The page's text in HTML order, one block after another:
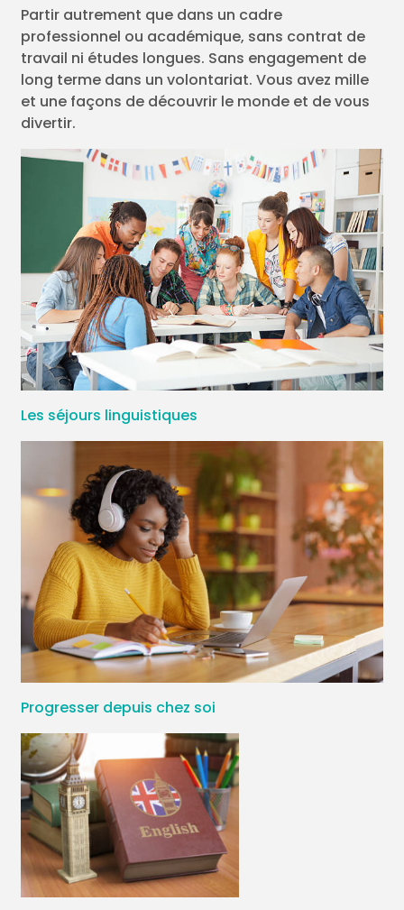
Partir autrement que dans un cadre
professionnel ou académique, sans contrat de
travail ni études longues. Sans engagement de
long terme dans un volontariat. Vous avez mille
et une façons de découvrir le monde et de vous
divertir.
Les séjours linguistiques
Progresser depuis chez soi